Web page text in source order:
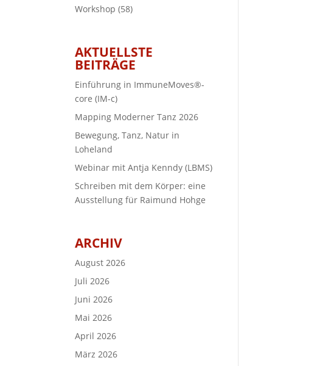
Workshop (58)
AKTUELLSTE
BEITRÄGE
Einführung in ImmuneMoves®-
core (IM-c)
Mapping Moderner Tanz 2026
Bewegung, Tanz, Natur in
Loheland
Webinar mit Antja Kenndy (LBMS)
Schreiben mit dem Körper: eine
Ausstellung für Raimund Hohge
ARCHIV
August 2026
Juli 2026
Juni 2026
Mai 2026
April 2026
März 2026